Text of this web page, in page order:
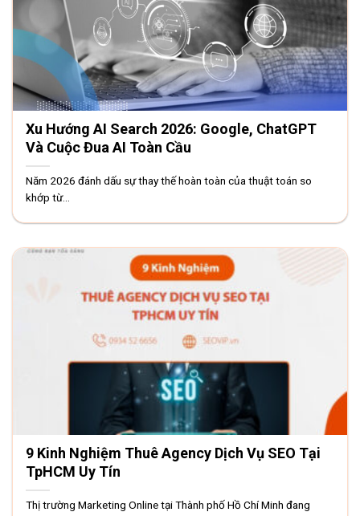
Xu Hướng AI Search 2026: Google, ChatGPT
Và Cuộc Đua AI Toàn Cầu
Năm 2026 đánh dấu sự thay thế hoàn toàn của thuật toán so
khớp từ...
9 Kinh Nghiệm Thuê Agency Dịch Vụ SEO Tại
TpHCM Uy Tín
Thị trường Marketing Online tại Thành phố Hồ Chí Minh đang